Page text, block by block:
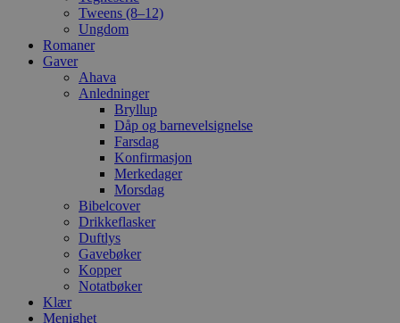
Tweens (8–12)
Ungdom
Romaner
Gaver
Ahava
Anledninger
Bryllup
Dåp og barnevelsignelse
Farsdag
Konfirmasjon
Merkedager
Morsdag
Bibelcover
Drikkeflasker
Duftlys
Gavebøker
Kopper
Notatbøker
Klær
Menighet